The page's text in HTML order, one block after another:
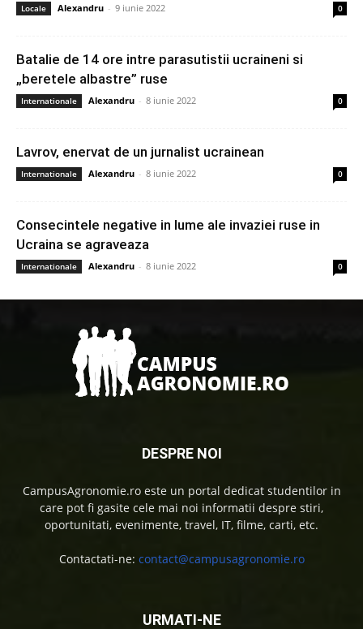
Locale Alexandru - 9 iunie 2022 0
Batalie de 14 ore intre parasutistii ucraineni si
„beretele albastre” ruse
Internationale Alexandru - 8 iunie 2022 0
Lavrov, enervat de un jurnalist ucrainean
Internationale Alexandru - 8 iunie 2022 0
Consecintele negative in lume ale invaziei ruse in
Ucraina se agraveaza
Internationale Alexandru - 8 iunie 2022 0
DESPRE NOI
CampusAgronomie.ro este un portal dedicat studentilor in
care pot fi gasite cele mai noi informatii despre stiri,
oportunitati, evenimente, travel, IT, filme, carti, etc.
Contactati-ne: contact@campusagronomie.ro
URMATI-NE